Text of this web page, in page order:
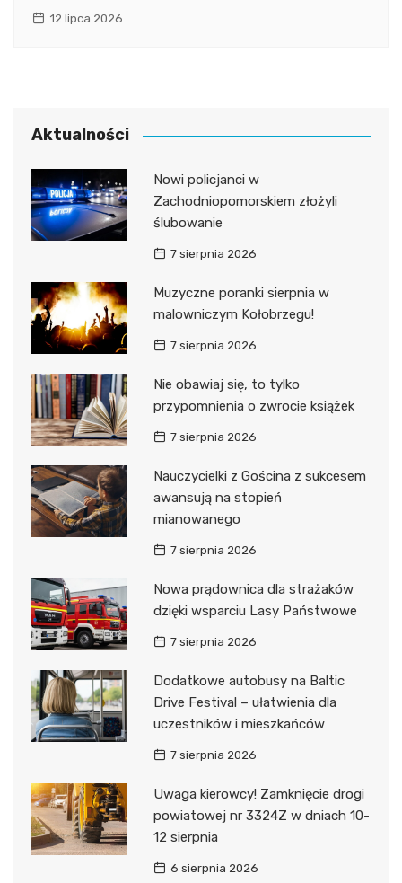
12 lipca 2026
Aktualności
Nowi policjanci w
Zachodniopomorskiem złożyli
ślubowanie
7 sierpnia 2026
Muzyczne poranki sierpnia w
malowniczym Kołobrzegu!
7 sierpnia 2026
Nie obawiaj się, to tylko
przypomnienia o zwrocie książek
7 sierpnia 2026
Nauczycielki z Gościna z sukcesem
awansują na stopień
mianowanego
7 sierpnia 2026
Nowa prądownica dla strażaków
dzięki wsparciu Lasy Państwowe
7 sierpnia 2026
Dodatkowe autobusy na Baltic
Drive Festival – ułatwienia dla
uczestników i mieszkańców
7 sierpnia 2026
Uwaga kierowcy! Zamknięcie drogi
powiatowej nr 3324Z w dniach 10-
12 sierpnia
6 sierpnia 2026